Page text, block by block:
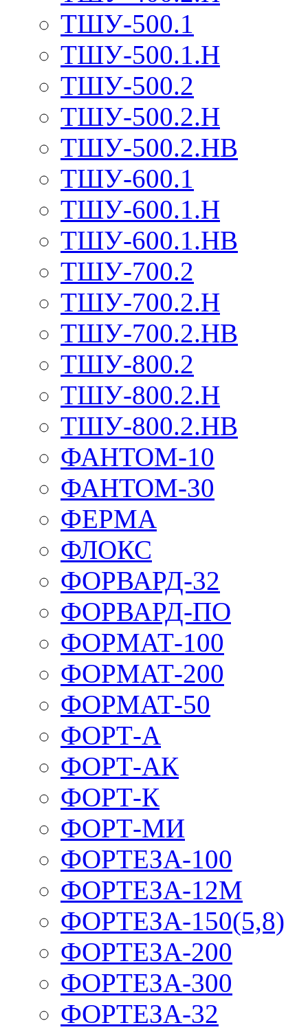
ТШУ-500.1
ТШУ-500.1.Н
ТШУ-500.2
ТШУ-500.2.Н
ТШУ-500.2.НВ
ТШУ-600.1
ТШУ-600.1.Н
ТШУ-600.1.НВ
ТШУ-700.2
ТШУ-700.2.Н
ТШУ-700.2.НВ
ТШУ-800.2
ТШУ-800.2.Н
ТШУ-800.2.НВ
ФАНТОМ-10
ФАНТОМ-30
ФЕРМА
ФЛОКС
ФОРВАРД-32
ФОРВАРД-ПО
ФОРМАТ-100
ФОРМАТ-200
ФОРМАТ-50
ФОРТ-А
ФОРТ-АК
ФОРТ-К
ФОРТ-МИ
ФОРТЕЗА-100
ФОРТЕЗА-12М
ФОРТЕЗА-150(5,8)
ФОРТЕЗА-200
ФОРТЕЗА-300
ФОРТЕЗА-32